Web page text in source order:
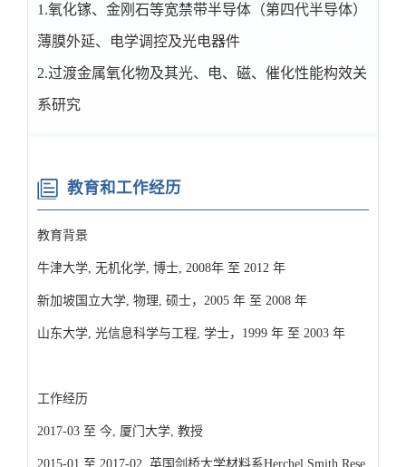
1.氧化镓、金刚石等宽禁带半导体（第四代半导体）
薄膜外延、电学调控及光电器件
2.过渡金属氧化物及其光、电、磁、催化性能构效关
系研究
教育和工作经历
教育背景
牛津大学, 无机化学, 博士, 2008年 至 2012 年
新加坡国立大学, 物理, 硕士，2005 年 至 2008 年
山东大学, 光信息科学与工程, 学士，1999 年 至 2003 年
工作经历
2017-03 至 今, 厦门大学, 教授
2015-01 至 2017-02, 英国剑桥大学材料系Herchel Smith Rese